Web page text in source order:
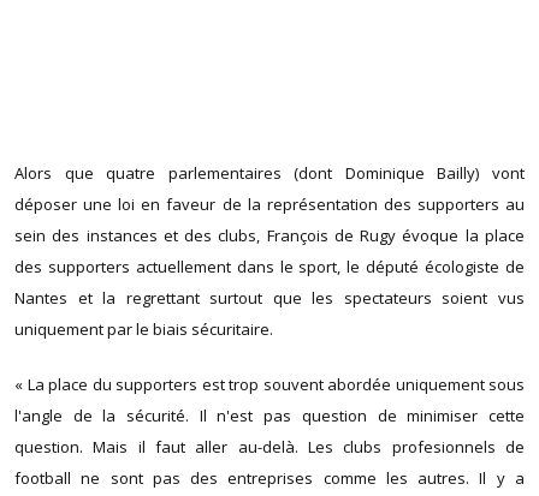
Alors que quatre parlementaires (dont Dominique Bailly) vont
déposer une loi en faveur de la représentation des supporters au
sein des instances et des clubs, François de Rugy évoque la place
des supporters actuellement dans le sport, le député écologiste de
Nantes et la regrettant surtout que les spectateurs soient vus
uniquement par le biais sécuritaire.
« La place du supporters est trop souvent abordée uniquement sous
l'angle de la sécurité. Il n'est pas question de minimiser cette
question. Mais il faut aller au-delà. Les clubs profesionnels de
football ne sont pas des entreprises comme les autres. Il y a